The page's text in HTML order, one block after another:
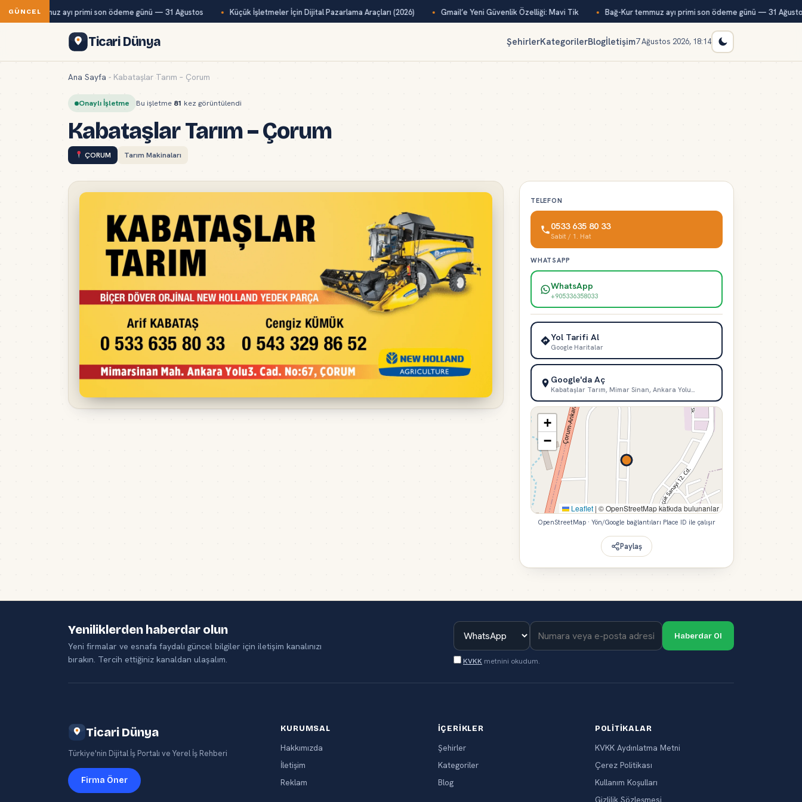
GÜNCEL
Kur temmuz ayı primi son ödeme günü — 31 Ağustos Küçük İşletmeler İçin Dijital Pazarlama Araçları (2026) Gmail’e Yeni Güvenlik Özelliği: Mavi Tik Bağ-Kur temmuz ayı primi son ödeme günü — 31 Ağustos
Ticari Dünya ŞehirlerKategorilerBlogİletişim7 Ağustos 2026, 18:14
Ana Sayfa - Kabataşlar Tarım – Çorum
Onaylı İşletme Bu işletme 81 kez görüntülendi
Kabataşlar Tarım – Çorum
ÇORUM Tarım Makinaları
TELEFON
0533 635 80 33
Sabit / 1. Hat
WHATSAPP
WhatsApp
+905336358033
Yol Tarifi Al
Google Haritalar
Google'da Aç
Kabataşlar Tarım, Mimar Sinan, Ankara Yolu…
+
−
Leaflet | © OpenStreetMap katkıda bulunanlar
OpenStreetMap · Yön/Google bağlantıları Place ID ile çalışır
Paylaş
Yeniliklerden haberdar olun
Yeni firmalar ve esnafa faydalı güncel bilgiler için iletişim kanalınızı
bırakın. Tercih ettiğiniz kanaldan ulaşalım.
Haberdar Ol
KVKK metnini okudum.
Ticari Dünya
Türkiye'nin Dijital İş Portalı ve Yerel İş Rehberi
Firma Öner
KURUMSAL
Hakkımızda
İletişim
Reklam
İÇERIKLER
Şehirler
Kategoriler
Blog
POLITIKALAR
KVKK Aydınlatma Metni
Çerez Politikası
Kullanım Koşulları
Gizlilik Sözleşmesi